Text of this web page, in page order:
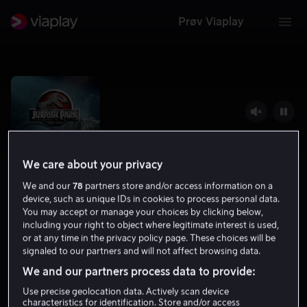
Prøv Viaplay
Jurassic Park
8.2 Action Adventure 1993 2 t 1 min
We care about your privacy
We and our78 partners store and/or access information on a
device, such as unique IDs in cookies to process personal data.
You may accept or manage your choices by clicking below,
including your right to object where legitimate interest is used,
or at any time in the privacy policy page. These choices will be
signaled to our partners and will not affect browsing data.
We and our partners process data to provide:
Use precise geolocation data. Actively scan device
characteristics for identification. Store and/or access